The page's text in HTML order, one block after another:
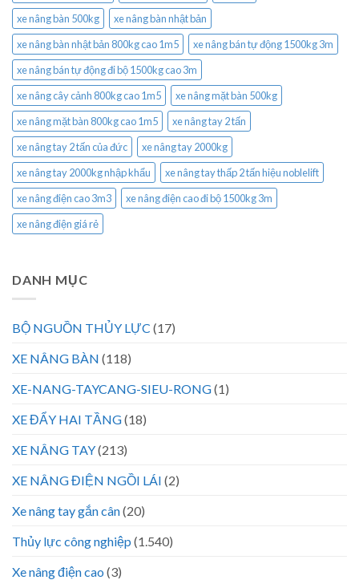
xe nâng bàn 500kg
xe nâng bàn nhật bản
xe nâng bàn nhật bản 800kg cao 1m5
xe nâng bán tự động 1500kg 3m
xe nâng bán tự động đi bộ 1500kg cao 3m
xe nâng cây cảnh 800kg cao 1m5
xe nâng mặt bàn 500kg
xe nâng mặt bàn 800kg cao 1m5
xe nâng tay 2 tấn
xe nâng tay 2 tấn của đức
xe nâng tay 2000kg
xe nâng tay 2000kg nhập khẩu
xe nâng tay thấp 2 tấn hiệu noblelift
xe nâng điện cao 3m3
xe nâng điện cao đi bộ 1500kg 3m
xe nâng điện giá rẻ
DANH MỤC
BỘ NGUỒN THỦY LỰC (17)
XE NÂNG BÀN (118)
XE-NANG-TAYCANG-SIEU-RONG(1)
XE ĐẨY HAI TẦNG(18)
XE NÂNG TAY(213)
XE NÂNG ĐIỆN NGỒI LÁI (2)
Xe nâng tay gắn cân(20)
Thủy lực công nghiệp (1.540)
Xe nâng điện cao (3)